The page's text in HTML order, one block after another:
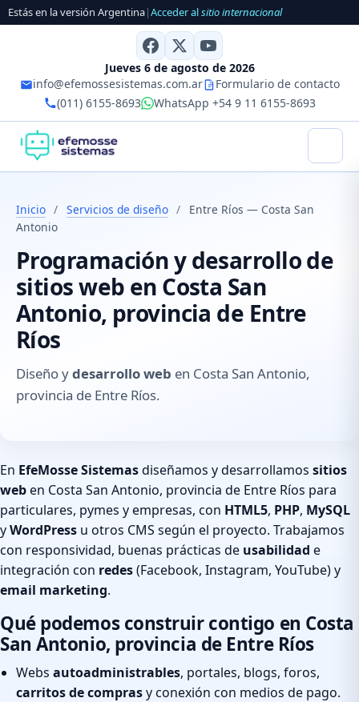
Estás en la versión Argentina|Acceder alsitio internacional
Jueves 6 de agosto de 2026
info@efemossesistemas.com.ar
Formulario de contacto
(011) 6155-8693
WhatsApp +54 9 11 6155-8693
Inicio / Servicios de diseño /
Entre Ríos — Costa San
Antonio
Programación y desarrollo de
sitios web en Costa San
Antonio, provincia de Entre
Ríos
Diseño ydesarrollo web en Costa San Antonio,
provincia de Entre Ríos.
En EfeMosse Sistemasdiseñamos y desarrollamos sitios
weben Costa San Antonio, provincia de Entre Ríos para
particulares, pymes y empresas, con HTML5, PHP, MySQL
yWordPress u otros CMS según el proyecto. Trabajamos
con responsividad, buenas prácticas de usabilidad e
integración con redes(Facebook, Instagram, YouTube) y
email marketing.
Qué podemos construir contigo en Costa
San Antonio, provincia de Entre Ríos
Webs autoadministrables, portales, blogs, foros,
carritos de comprasy conexión con medios de pago.